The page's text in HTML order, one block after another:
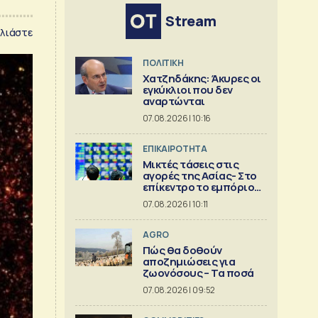
Stream
ΠΟΛΙΤΙΚΗ
Χατζηδάκης: Άκυρες οι
εγκύκλιοι που δεν
αναρτώνται
07.08.2026 | 10:16
ΕΠΙΚΑΙΡΟΤΗΤΑ
Μικτές τάσεις στις
αγορές της Ασίας- Στο
επίκεντρο το εμπόριο
της Κίνας
07.08.2026 | 10:11
AGRO
Πώς θα δοθούν
αποζημιώσεις για
ζωονόσους – Τα ποσά
07.08.2026 | 09:52